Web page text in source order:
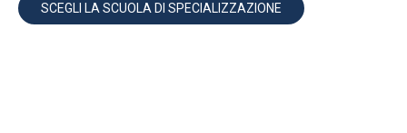
SCEGLI LA SCUOLA DI SPECIALIZZAZIONE